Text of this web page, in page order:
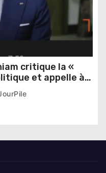
critique la «
et appelle à